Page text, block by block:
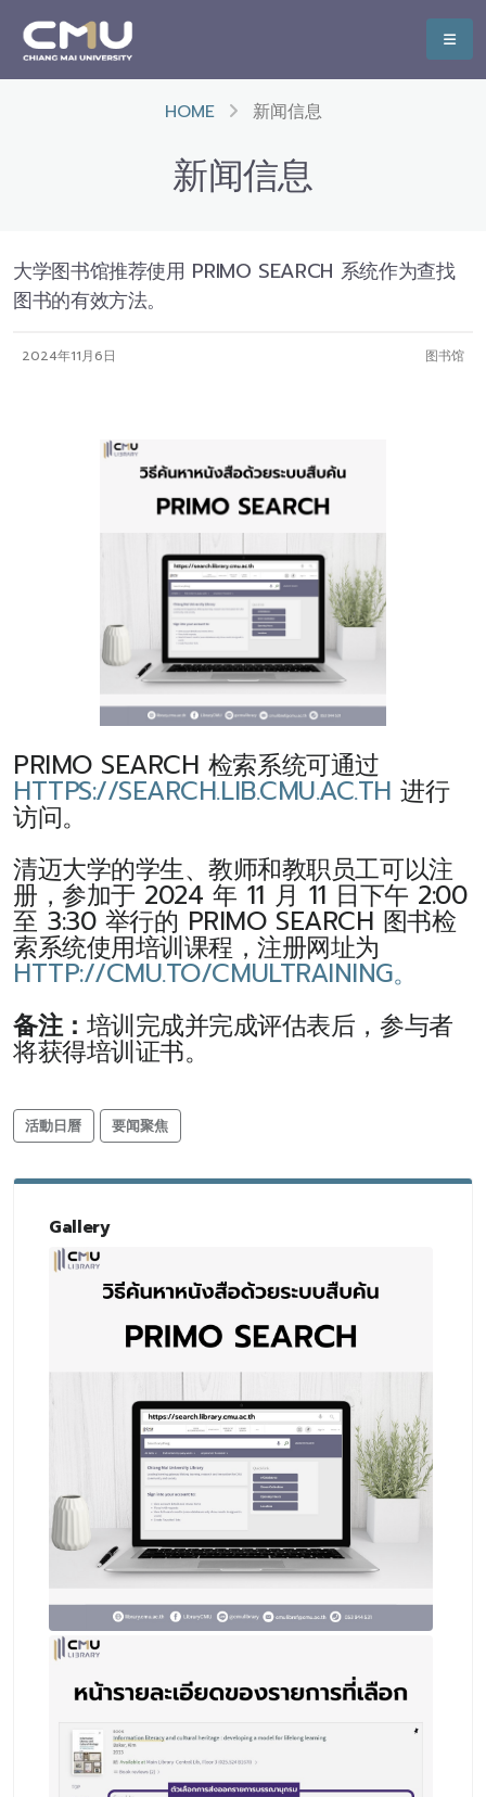
HOME 新闻信息
新闻信息
大学图书馆推荐使用 PRIMO SEARCH 系统作为查找
图书的有效方法。
2024年11月6日 图书馆
PRIMO SEARCH 检索系统可通过
HTTPS://SEARCH.LIB.CMU.AC.TH 进行
访问。
清迈大学的学生、教师和教职员工可以注
册，参加于 2024 年 11 月 11 日下午 2:00
至 3:30 举行的 PRIMO SEARCH 图书检
索系统使用培训课程，注册网址为
HTTP://CMU.TO/CMULTRAINING。
备注： 培训完成并完成评估表后，参与者
将获得培训证书。
活動日曆 要闻聚焦
Gallery